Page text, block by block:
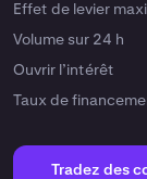
Effet de levier
Volume sur 24 h
Ouvrir l’intérêt
Taux de
Tradez des